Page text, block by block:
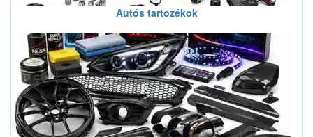
Autós tartozékok